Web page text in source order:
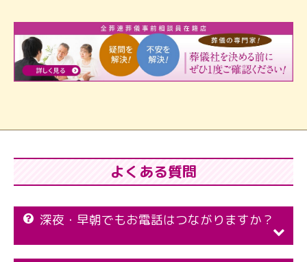
よくある質問
深夜・早朝でもお電話はつながりますか？